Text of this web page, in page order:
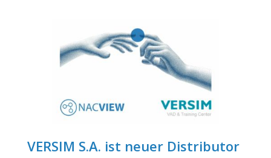
VERSIM S.A. ist neuer Distributor